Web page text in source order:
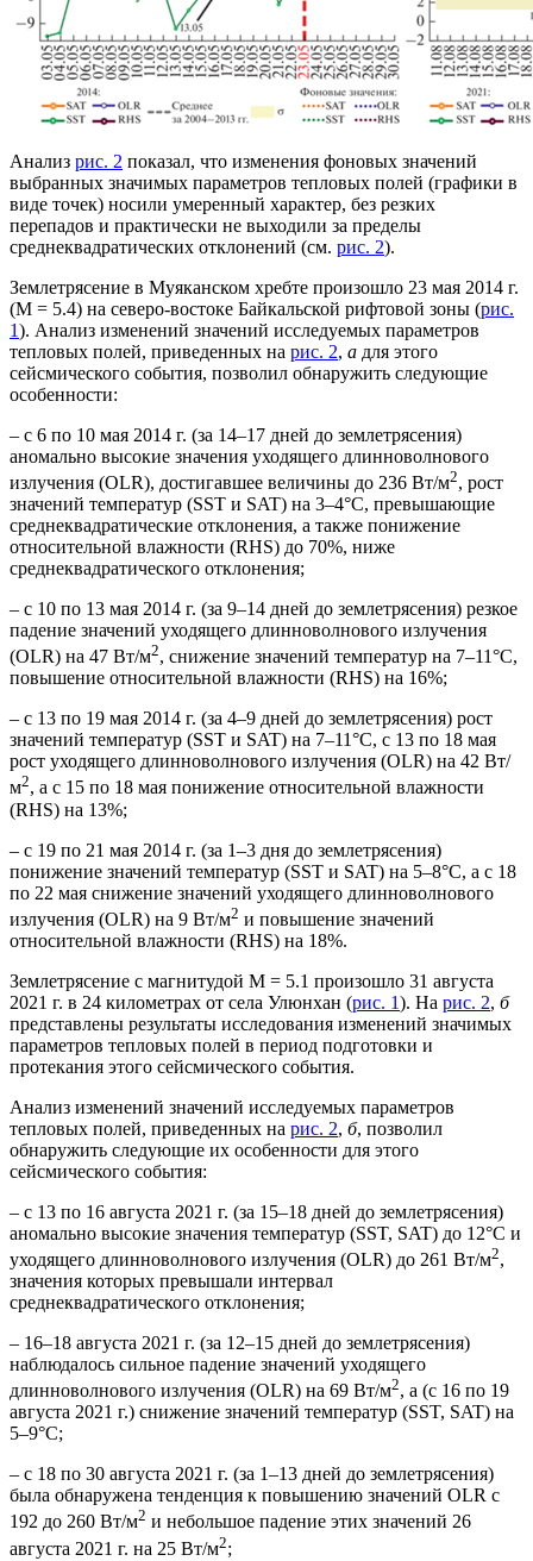
Анализ рис. 2 показал, что изменения фоновых значений
выбранных значимых параметров тепловых полей (графики в
виде точек) носили умеренный характер, без резких
перепадов и практически не выходили за пределы
среднеквадратических отклонений (см. рис. 2).
Землетрясение в Муяканском хребте произошло 23 мая 2014 г.
(М = 5.4) на северо-востоке Байкальской рифтовой зоны (рис.
1). Анализ изменений значений исследуемых параметров
тепловых полей, приведенных на рис. 2, а для этого
сейсмического события, позволил обнаружить следующие
особенности:
– с 6 по 10 мая 2014 г. (за 14–17 дней до землетрясения)
аномально высокие значения уходящего длинноволнового
излучения (OLR), достигавшее величины до 236 Вт/м2, рост
значений температур (SST и SAT) на 3–4°C, превышающие
среднеквадратические отклонения, а также понижение
относительной влажности (RHS) до 70%, ниже
среднеквадратического отклонения;
– с 10 по 13 мая 2014 г. (за 9–14 дней до землетрясения) резкое
падение значений уходящего длинноволнового излучения
(OLR) на 47 Вт/м2, снижение значений температур на 7–11°C,
повышение относительной влажности (RHS) на 16%;
– с 13 по 19 мая 2014 г. (за 4–9 дней до землетрясения) рост
значений температур (SST и SAT) на 7–11°C, с 13 по 18 мая
рост уходящего длинноволнового излучения (OLR) на 42 Вт/
м2, а с 15 по 18 мая понижение относительной влажности
(RHS) на 13%;
– с 19 по 21 мая 2014 г. (за 1–3 дня до землетрясения)
понижение значений температур (SST и SAT) на 5–8°C, а с 18
по 22 мая снижение значений уходящего длинноволнового
излучения (OLR) на 9 Вт/м2 и повышение значений
относительной влажности (RHS) на 18%.
Землетрясение с магнитудой М = 5.1 произошло 31 августа
2021 г. в 24 километрах от села Улюнхан (рис. 1). На рис. 2, б
представлены результаты исследования изменений значимых
параметров тепловых полей в период подготовки и
протекания этого сейсмического события.
Анализ изменений значений исследуемых параметров
тепловых полей, приведенных на рис. 2, б, позволил
обнаружить следующие их особенности для этого
сейсмического события:
– с 13 по 16 августа 2021 г. (за 15–18 дней до землетрясения)
аномально высокие значения температур (SST, SAT) до 12°C и
уходящего длинноволнового излучения (OLR) до 261 Вт/м2,
значения которых превышали интервал
среднеквадратического отклонения;
– 16–18 августа 2021 г. (за 12–15 дней до землетрясения)
наблюдалось сильное падение значений уходящего
длинноволнового излучения (OLR) на 69 Вт/м2, а (с 16 по 19
августа 2021 г.) снижение значений температур (SST, SAT) на
5–9°C;
– с 18 по 30 августа 2021 г. (за 1–13 дней до землетрясения)
была обнаружена тенденция к повышению значений OLR с
192 до 260 Вт/м2 и небольшое падение этих значений 26
августа 2021 г. на 25 Вт/м2;